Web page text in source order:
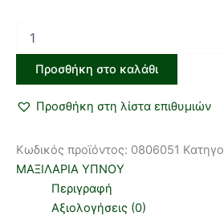
Προσθήκη στο καλάθι
Προσθήκη στη λίστα επιθυμιών
Κωδικός προϊόντος: 0806051
ΜΑΞΙΛΑΡΙΑ ΥΠΝΟΥ
Περιγραφή
Αξιολογήσεις (0)